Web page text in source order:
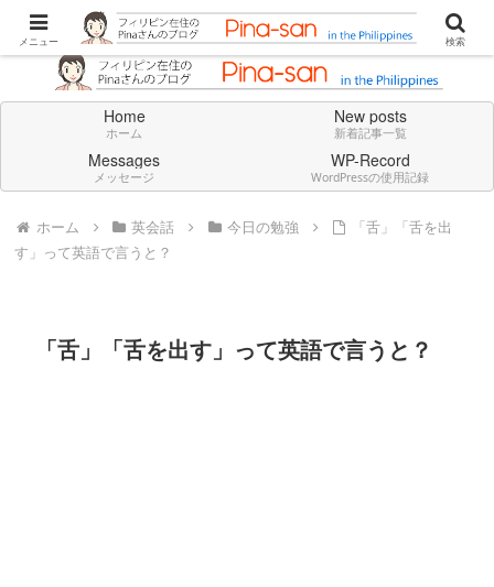
Don't think deeply. Feel always in English.
Home
ホーム
New posts
新着記事一覧
Messages
メッセージ
WP-Record
WordPressの使用記録
ホーム 英会話 今日の勉強
「舌」「舌を出
す」って英語で言うと？
「舌」「舌を出す」って英語で言うと？
メニュー 検索